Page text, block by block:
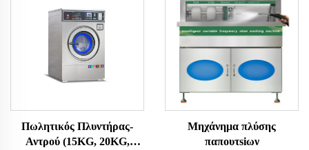
Πωλητικός Πλυντήρας-
Αντρού (15KG, 20KG,
Μηχάνημα πλύσης
παπουτsiων